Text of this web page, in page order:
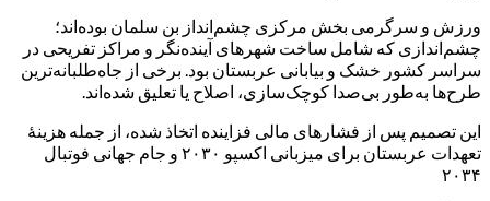
ورزش و سرگرمی بخش مرکزی چشم‌انداز بن سلمان بوده‌اند؛
چشم‌اندازی که شامل ساخت شهرهای آینده‌نگر و مراکز تفریحی در
سراسر کشور خشک و بیابانی عربستان بود. برخی از جاه‌طلبانه‌ترین
طرح‌ها به‌طور بی‌صدا کوچک‌سازی، اصلاح یا تعلیق شده‌اند.
این تصمیم پس از فشارهای مالی فزاینده اتخاذ شده، از جمله هزینهٔ
تعهدات عربستان برای میزبانی اکسپو ۲۰۳۰ و جام جهانی فوتبال
۲۰۳۴